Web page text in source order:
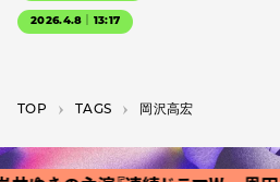
2026.4.8｜13:17
TOP T­A­G­S 岡沢高宏